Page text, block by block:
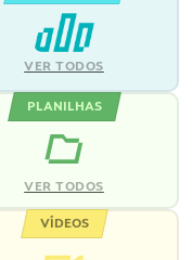
VER TODOS
PLANILHAS
VER TODOS
VÍDEOS